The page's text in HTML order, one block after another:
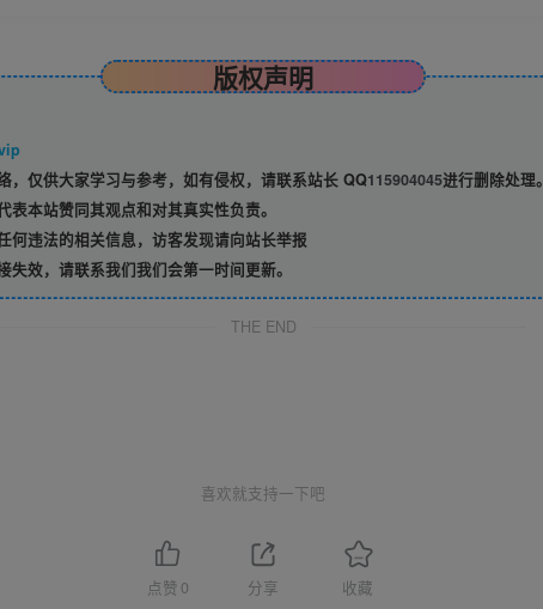
版权声明
，仅供大家学习与参考，如有侵权，请联系站长 QQ115904045进行删除处理。
本站赞同其观点和对其真实性负责。
何违法的相关信息，访客发现请向站长举报
效，请联系我们我们会第一时间更新。
THE END
喜欢就支持一下吧
点赞 0 分享 收藏